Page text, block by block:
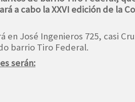
a cabo la XXVI edición de la
en José Ingenieros 725, casi
barrio Tiro Federal.
serán: